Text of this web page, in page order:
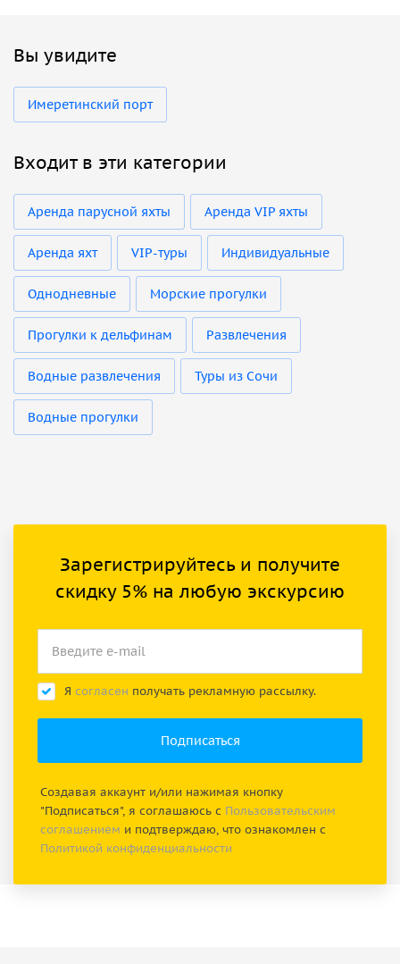
Вы увидите
Имеретинский порт
Входит в эти категории
Аренда парусной яхты Аренда VIP яхты
Аренда яхт VIP-туры Индивидуальные
Однодневные Морские прогулки
Прогулки к дельфинам Развлечения
Водные развлечения Туры из Сочи
Водные прогулки
Зарегистрируйтесь и получите
скидку 5% на любую экскурсию
Я согласен получать рекламную рассылку.
Создавая аккаунт и/или нажимая кнопку
"Подписаться", я соглашаюсь с Пользовательским
соглашением и подтверждаю, что ознакомлен с
Политикой конфиденциальности